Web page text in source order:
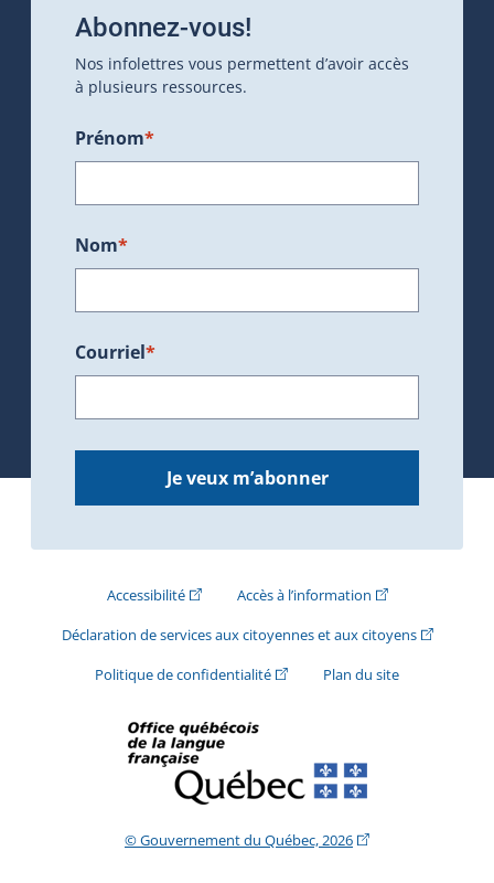
Abonnez-vous!
Nos infolettres vous permettent d’avoir accès
à plusieurs ressources.
Prénom*
Nom*
Courriel*
Je veux m’abonner
Accessibilité(Cet hyperlien externe s'ouvrira dans une
Accès à l’information(Cet hyperlien
Déclaration de services aux citoyennes et aux citoyens(Cet
Politique de confidentialité(Cet hyperlien externe s'ouvrira
Plan du site
© Gouvernement du Québec, 2026(Cet hyperlien